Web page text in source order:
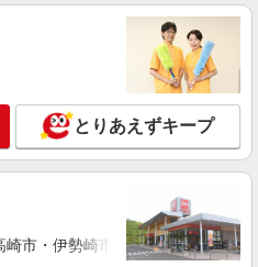
給243,800円〜400,000円 経験者
：月給300,000円〜 ※試用期間中は
定残業手当：30,800円（月給に
、超過時は追加で残業手当支給 ※月
費支給 ※試用期間（2〜3ヶ月）も
当（実家外かつ賃貸の場合のみ別
期間明けから支給／特別手当 ※手
アにより異なります。詳細は面接
※詳細は備考欄にて
ナード店≫ 東京都新宿区新宿3丁目
線「新宿三丁目駅」より徒歩3分
詳細を見る
〜＋交通費支給（月2万円迄）
とりあえずキープ
市・伊勢崎市・太田市・館林市